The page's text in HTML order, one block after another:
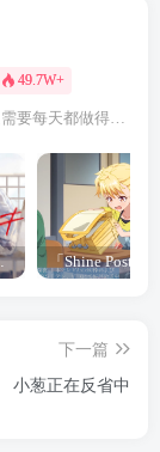
49.7W+
人日剧化
下一篇
小葱正在反省中